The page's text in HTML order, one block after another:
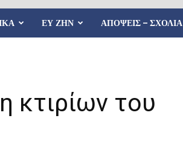
ΕΥ ΖΗΝ ΑΠΟΨΕΙΣ – ΣΧΟΛΙΑ
κτιρίων του